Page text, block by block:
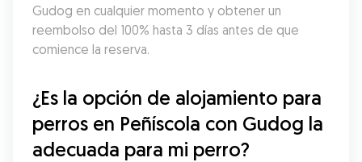
Gudog en cualquier momento y obtener un
reembolso del 100% hasta 3 días antes de que
comience la reserva.
¿Es la opción de alojamiento para
perros en Peñíscola con Gudog la
adecuada para mi perro?